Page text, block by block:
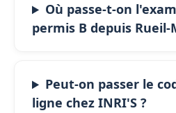
Où passe-t-on
permis B depuis Rueil-
Peut-on passer le
ligne chez INRI'S ?